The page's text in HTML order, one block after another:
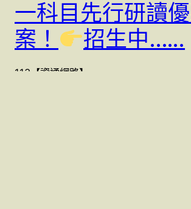
一科目先行研讀
案！
招生中..….
113【資通網路】